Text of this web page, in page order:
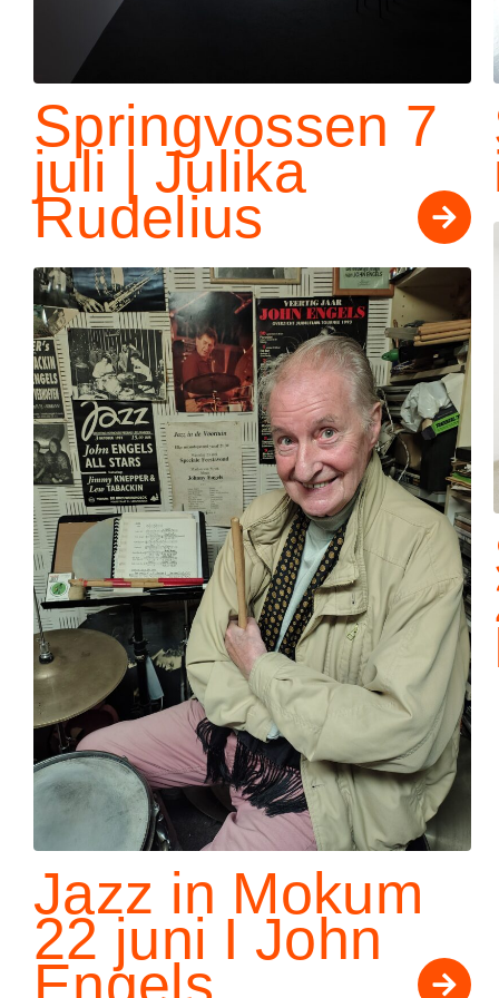
Springvossen 7
juli | Julika
Rudelius
Jazz in Mokum
22 juni I John
Engels